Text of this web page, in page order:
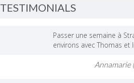
TESTIMONIALS
Passer une semaine à
environs avec Thomas et
Annamarie